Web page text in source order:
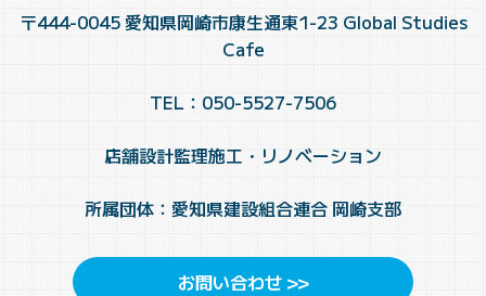
〒444-0045 愛知県岡崎市康生通東1-23 Global Studies
Cafe
TEL：050-5527-7506
店舗設計監理施工・リノベーション
所属団体：愛知県建設組合連合 岡崎支部
お問い合わせ >>